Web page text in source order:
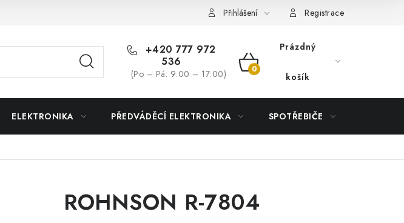
Přihlášení Registrace
+420 777 972
536
(Po – Pá: 9:00 – 17:00)
NÁKUPNÍ
Prázdný
košík
ELEKTRONIKA PŘEDVÁDĚCÍ ELEKTRONIKA SPOTŘEBIČE
ROHNSON R-7804